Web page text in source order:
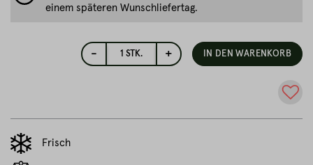
- 1 STK. + IN DEN WARENKORB
Frisch
einem späteren Wunschliefertag.